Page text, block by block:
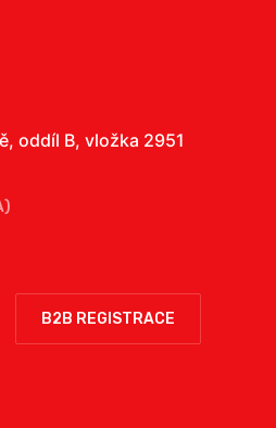
oddíl B, vložka 2951
B2B REGISTRACE